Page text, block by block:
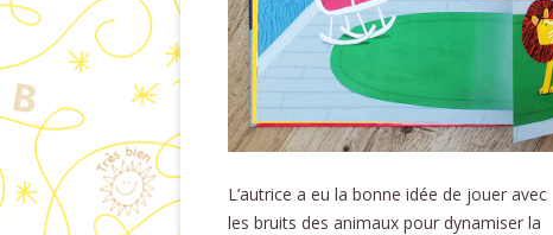
L’autrice a eu la bonne idée de jouer avec
les bruits des animaux pour dynamiser la